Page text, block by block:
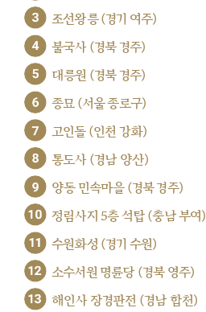
3 조선왕릉 (경기 여주)
4 불국사 (경북 경주)
5 대릉원 (경북 경주)
6 종묘 (서울 종로구)
7 고인돌 (인천 강화)
8 통도사 (경남 양산)
9 양동 민속마을 (경북 경주)
10 정림사지 5층 석탑 (충남 부여)
11 수원화성 (경기 수원)
12 소수서원 명륜당 (경북 영주)
13 해인사 장경판전 (경남 합천)